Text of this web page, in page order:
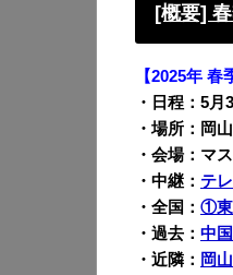
[概要]
【2025年 春
・日程：5月
・場所：岡
・会場：マ
・中継： テ
・全国： ①東
・過去： 中
・近隣： 岡山